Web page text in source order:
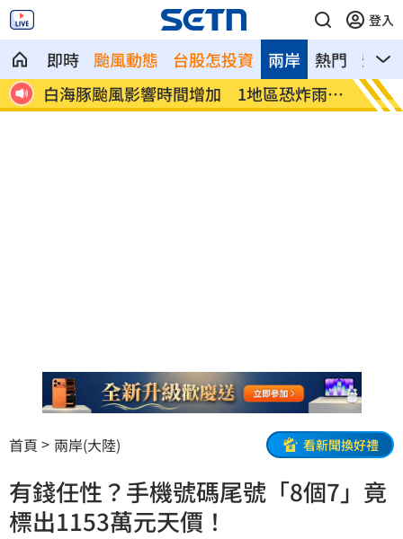
登入
即時 颱風動態 台股怎投資 熱門 影音
兩岸
挫 白海豚颱風影響時間增加 1地區恐炸雨3
天
黃仁
首頁 兩岸(大陸) 看新聞換好禮
有錢任性？手機號碼尾號「8個7」竟
標出1153萬元天價！